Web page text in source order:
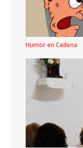
Humor en Cadena